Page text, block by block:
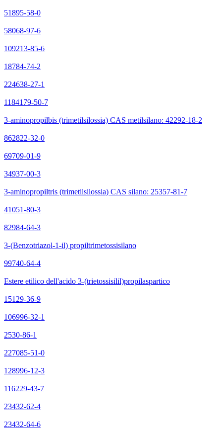
51895-58-0
58068-97-6
109213-85-6
18784-74-2
224638-27-1
1184179-50-7
3-aminopropilbis (trimetilsilossia) CAS metilsilano: 42292-18-2
862822-32-0
69709-01-9
34937-00-3
3-aminopropiltris (trimetilsilossia) CAS silano: 25357-81-7
41051-80-3
82984-64-3
3-(Benzotriazol-1-il) propiltrimetossisilano
99740-64-4
Estere etilico dell'acido 3-(trietossisilil)propilaspartico
15129-36-9
106996-32-1
2530-86-1
227085-51-0
128996-12-3
116229-43-7
23432-62-4
23432-64-6